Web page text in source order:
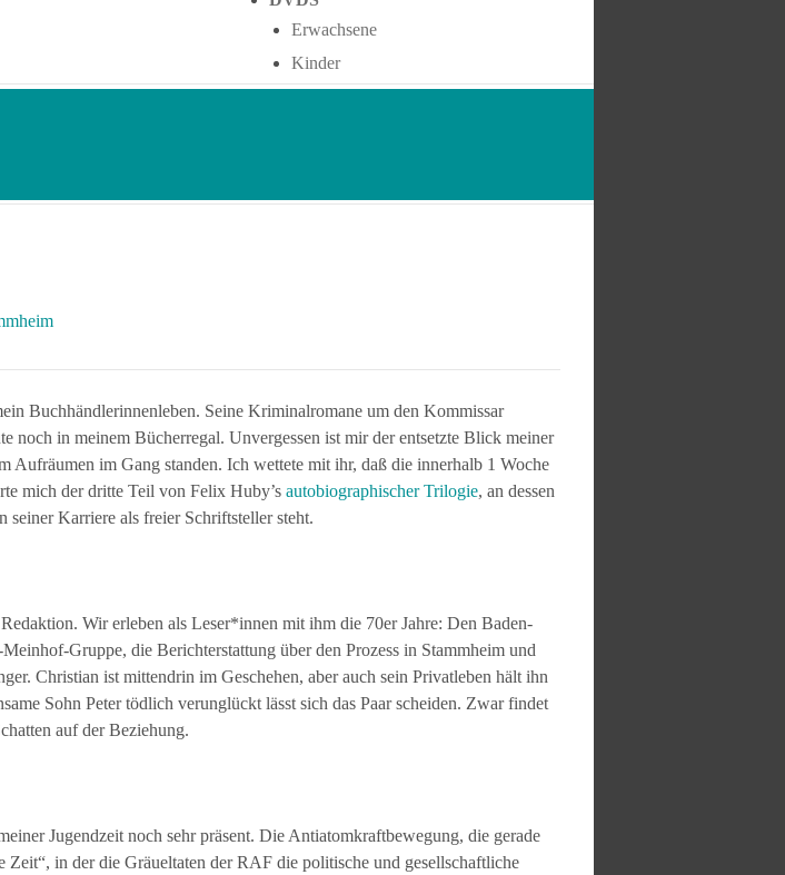
Erwachsene
Kinder
Buchhändlerinnenleben. Seine Kriminalromane um den Kommissar
noch in meinem Bücherregal. Unvergessen ist mir der entsetzte Blick meiner
Aufräumen im Gang standen. Ich wettete mit ihr, daß die innerhalb 1 Woche
mich der dritte Teil von Felix Huby’s autobiographischer Trilogie, an dessen
seiner Karriere als freier Schriftsteller steht.
Wir erleben als Leser*innen mit ihm die 70er Jahre: Den Baden-
Gruppe, die Berichterstattung über den Prozess in Stammheim und
Christian ist mittendrin im Geschehen, aber auch sein Privatleben hält ihn
Sohn Peter tödlich verunglückt lässt sich das Paar scheiden. Zwar findet
auf der Beziehung.
Jugendzeit noch sehr präsent. Die Antiatomkraftbewegung, die gerade
in der die Gräueltaten der RAF die politische und gesellschaftliche